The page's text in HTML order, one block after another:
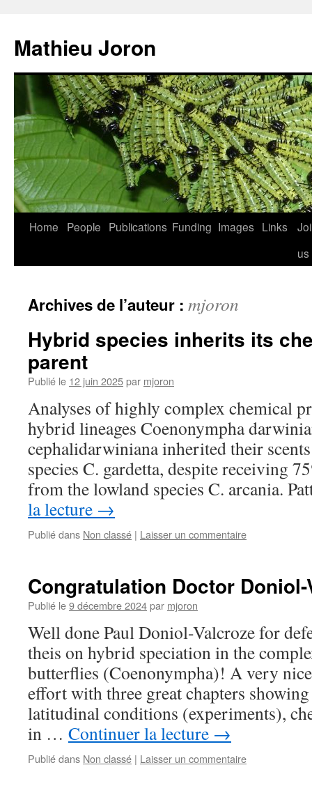
contenu
Mathieu Joron
Home People Publications Funding Images Links
us
Archives de l’auteur : mjoron
Hybrid species inherits its
parent
Publié le 12 juin 2025par mjoron
Analyses of highly complex chemical
hybrid lineages Coenonympha
cephalidarwiniana inherited their
species C. gardetta, despite receiving
from the lowland species C. arcania.
la lecture →
Publié dans Non classé | Laisser un commentaire
Congratulation Doctor
Publié le9 décembre 2024par mjoron
Well done Paul Doniol-Valcroze for
theis on hybrid speciation in the
butterflies (Coenonympha)! A very
effort with three great chapters
latitudinal conditions (experiments),
in … Continuer la lecture →
Publié dans Non classé | Laisser un commentaire